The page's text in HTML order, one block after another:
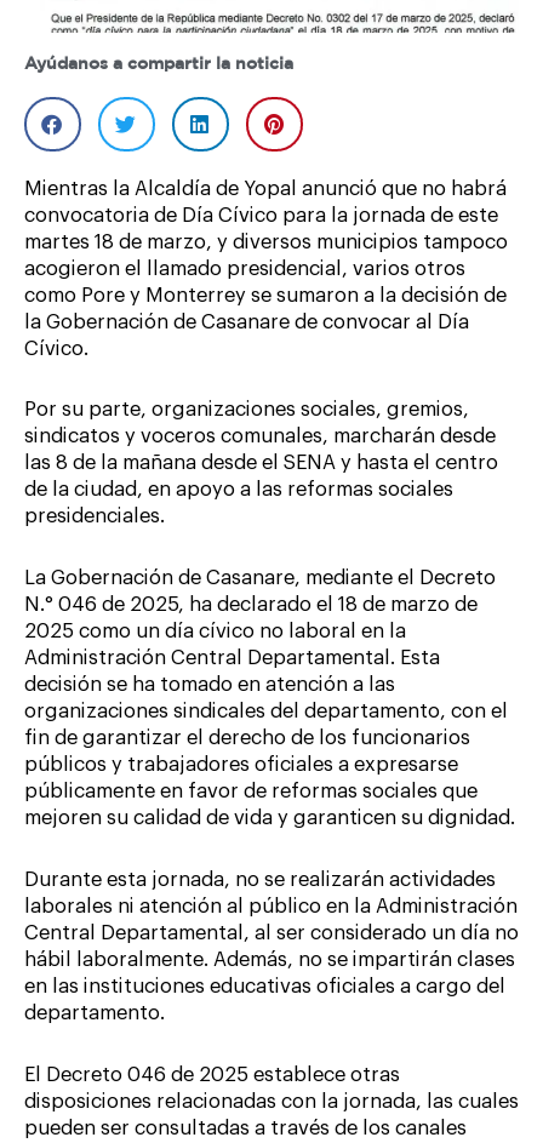
Ayúdanos a compartir la noticia
Mientras la Alcaldía de Yopal anunció que no habrá
convocatoria de Día Cívico para la jornada de este
martes 18 de marzo, y diversos municipios tampoco
acogieron el llamado presidencial, varios otros
como Pore y Monterrey se sumaron a la decisión de
la Gobernación de Casanare de convocar al Día
Cívico.
Por su parte, organizaciones sociales, gremios,
sindicatos y voceros comunales, marcharán desde
las 8 de la mañana desde el SENA y hasta el centro
de la ciudad, en apoyo a las reformas sociales
presidenciales.
La Gobernación de Casanare, mediante el Decreto
N.° 046 de 2025, ha declarado el 18 de marzo de
2025 como un día cívico no laboral en la
Administración Central Departamental. Esta
decisión se ha tomado en atención a las
organizaciones sindicales del departamento, con el
fin de garantizar el derecho de los funcionarios
públicos y trabajadores oficiales a expresarse
públicamente en favor de reformas sociales que
mejoren su calidad de vida y garanticen su dignidad.
Durante esta jornada, no se realizarán actividades
laborales ni atención al público en la Administración
Central Departamental, al ser considerado un día no
hábil laboralmente. Además, no se impartirán clases
en las instituciones educativas oficiales a cargo del
departamento.
El Decreto 046 de 2025 establece otras
disposiciones relacionadas con la jornada, las cuales
pueden ser consultadas a través de los canales